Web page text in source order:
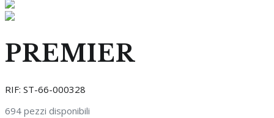
PREMIER
RIF: ST-66-000328
694 pezzi disponibili